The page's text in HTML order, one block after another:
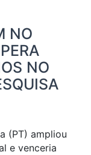
NO
NO
(PT) ampliou
e venceria